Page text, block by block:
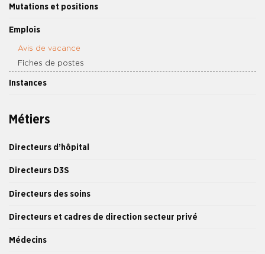
Mutations et positions
Emplois
Avis de vacance
Fiches de postes
Instances
Métiers
Directeurs d’hôpital
Directeurs D3S
Directeurs des soins
Directeurs et cadres de direction secteur privé
Médecins